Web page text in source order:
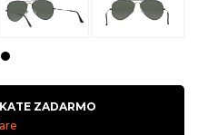
ZADARMO